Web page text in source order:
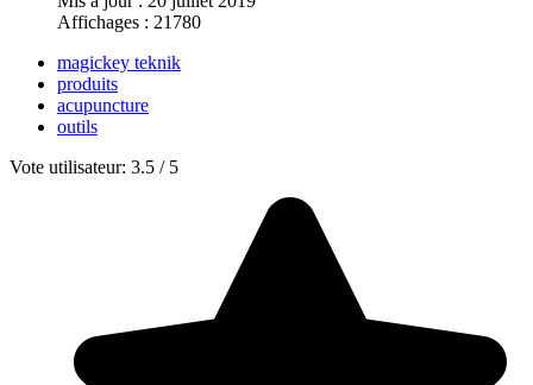
Affichages : 21780
magickey teknik
produits
acupuncture
outils
Vote utilisateur: 3.5 / 5